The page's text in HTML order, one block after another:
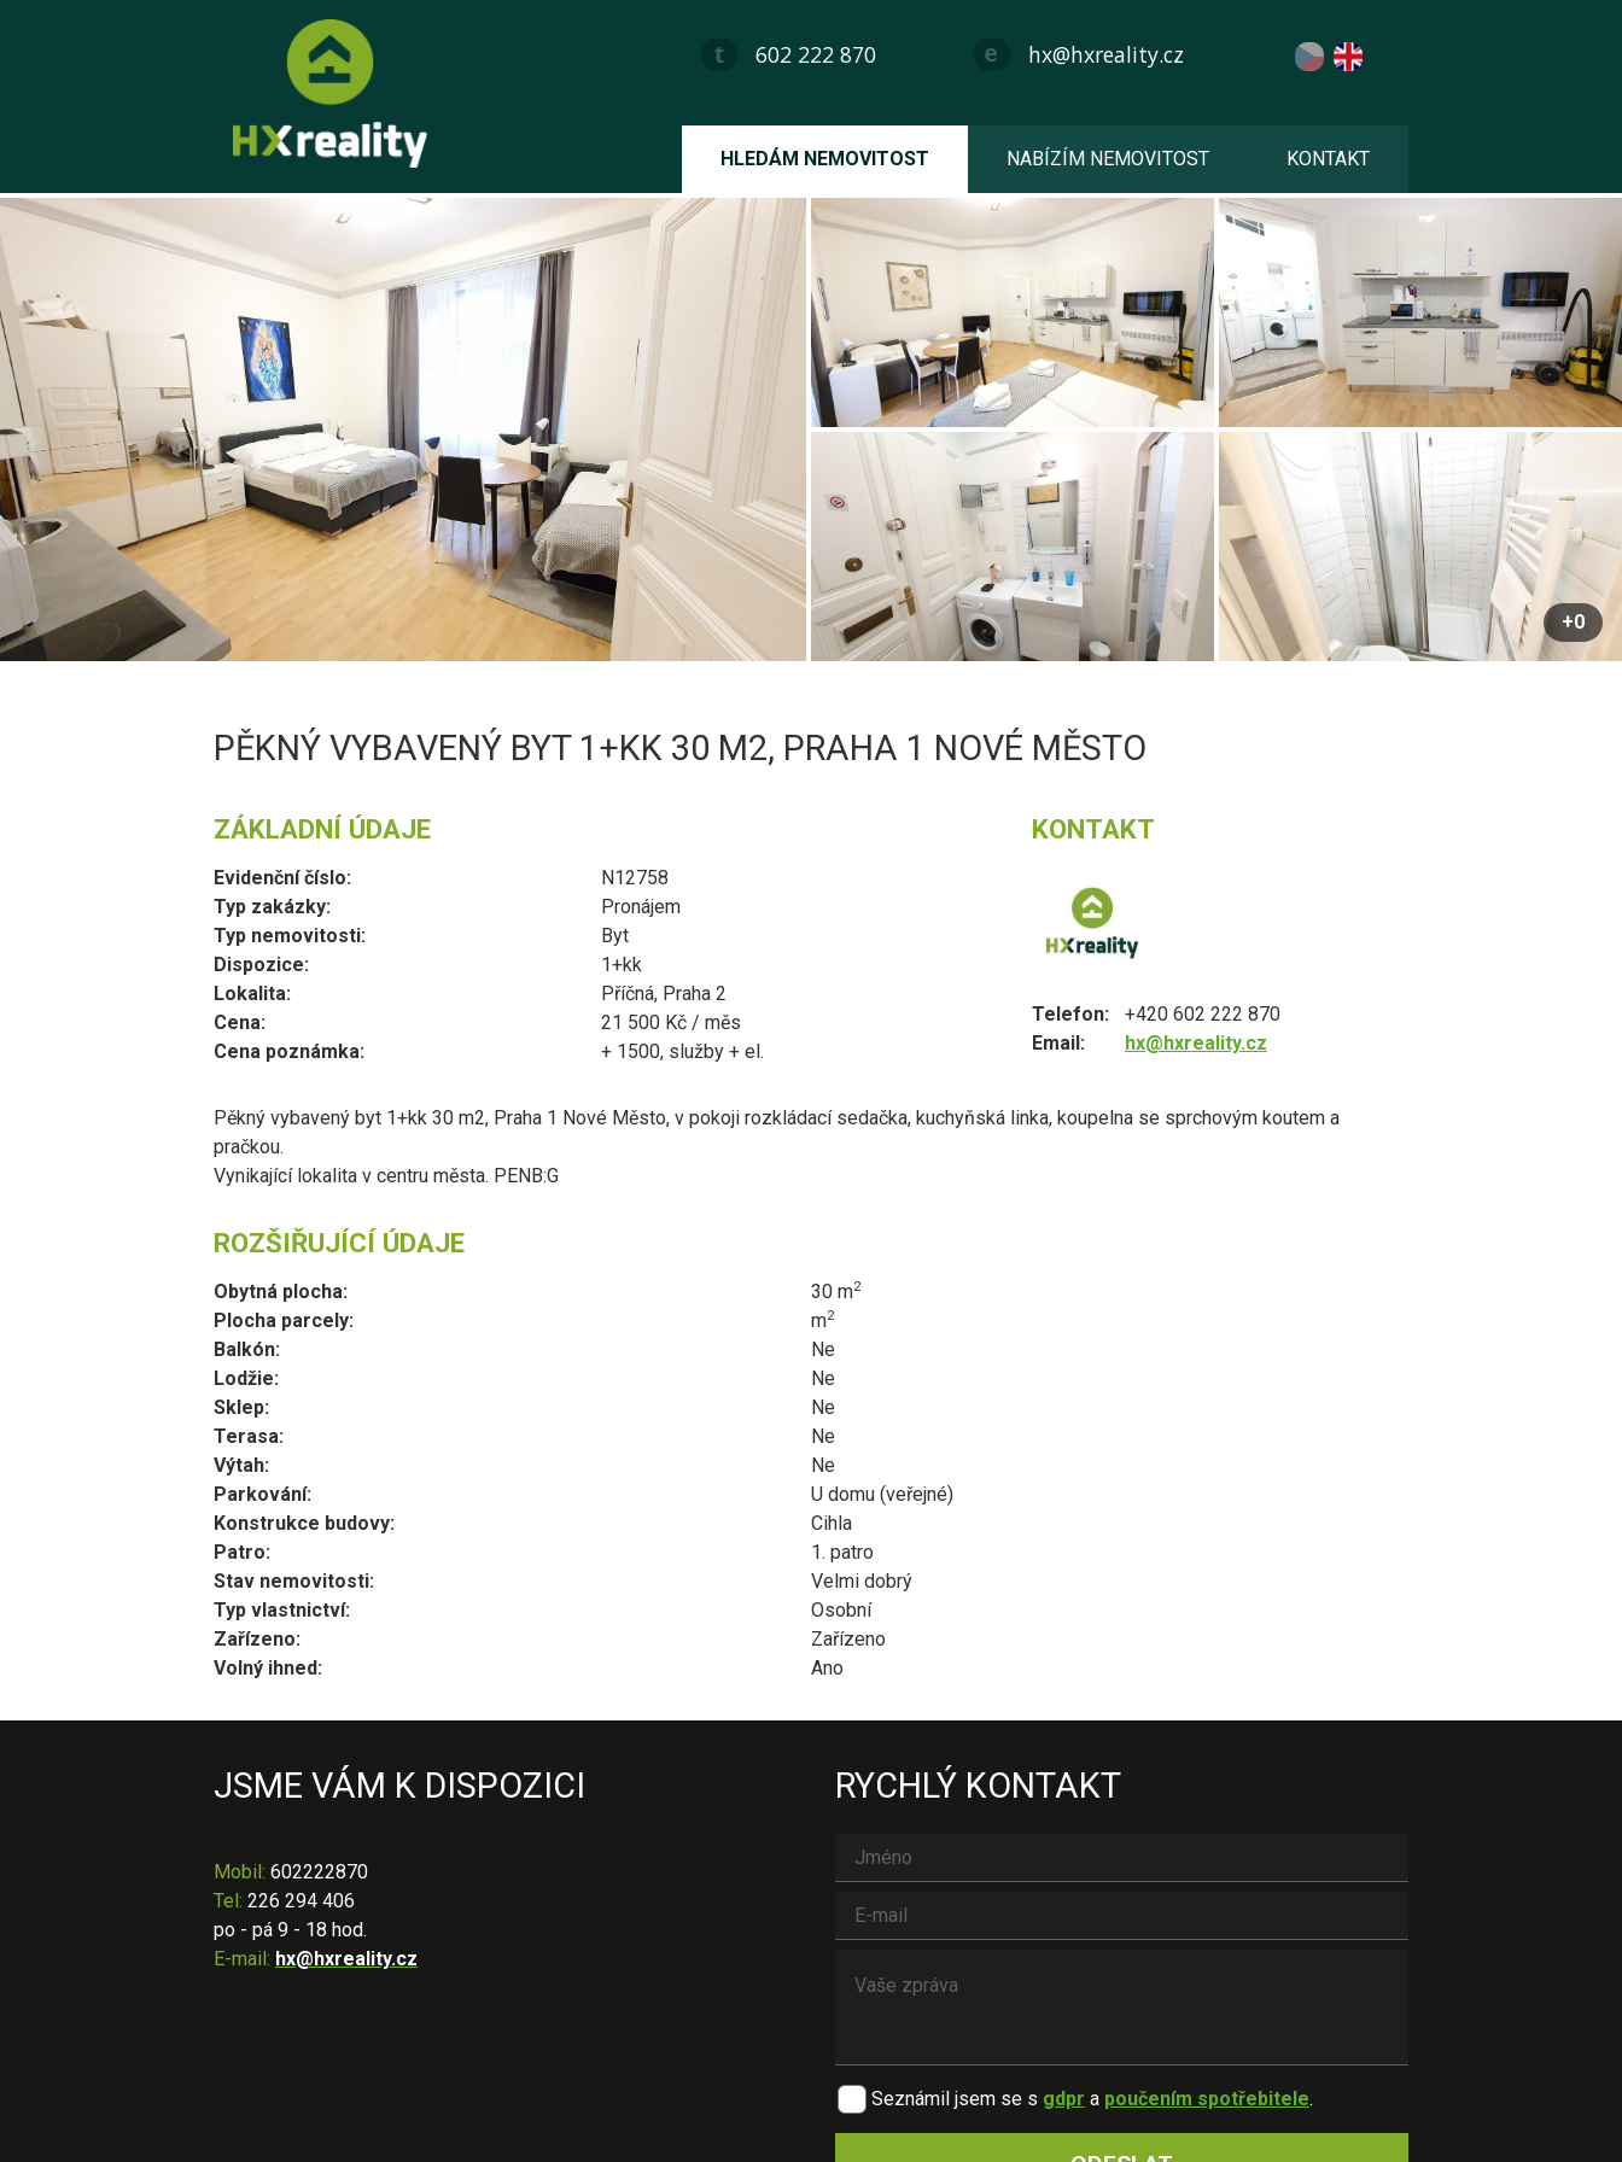
602 222 870 hx@hxreality.cz
HLEDÁM NEMOVITOST NABÍZÍM NEMOVITOST KONTAKT
+0
PĚKNÝ VYBAVENÝ BYT 1+KK 30 M2, PRAHA 1 NOVÉ MĚSTO
ZÁKLADNÍ ÚDAJE
Evidenční číslo:
N12758
Typ zakázky:
Pronájem
Typ nemovitosti:
Byt
Dispozice:
1+kk
Lokalita:
Příčná, Praha 2
Cena:
21 500 Kč / měs
Cena poznámka:
+ 1500, služby + el.
KONTAKT
Telefon:
+420 602 222 870
Email:
hx@hxreality.cz
Pěkný vybavený byt 1+kk 30 m2, Praha 1 Nové Město, v pokoji rozkládací sedačka, kuchyňská linka, koupelna se sprchovým koutem a
pračkou.
Vynikající lokalita v centru města. PENB:G
ROZŠIŘUJÍCÍ ÚDAJE
Obytná plocha: 30 m2
Plocha parcely: m2
Balkón:
Ne
Lodžie:
Ne
Sklep:
Ne
Terasa:
Ne
Výtah:
Ne
Parkování:
U domu (veřejné)
Konstrukce budovy:
Cihla
Patro:
1. patro
Stav nemovitosti:
Velmi dobrý
Typ vlastnictví:
Osobní
Zařízeno:
Zařízeno
Volný ihned:
Ano
JSME VÁM K DISPOZICI
Mobil : 602222870
Tel: 226 294 406
po - pá 9 - 18 hod.
E-mail: hx@hxreality.cz
RYCHLÝ KONTAKT
Seznámil jsem se s gdpr a poučením spotřebitele.